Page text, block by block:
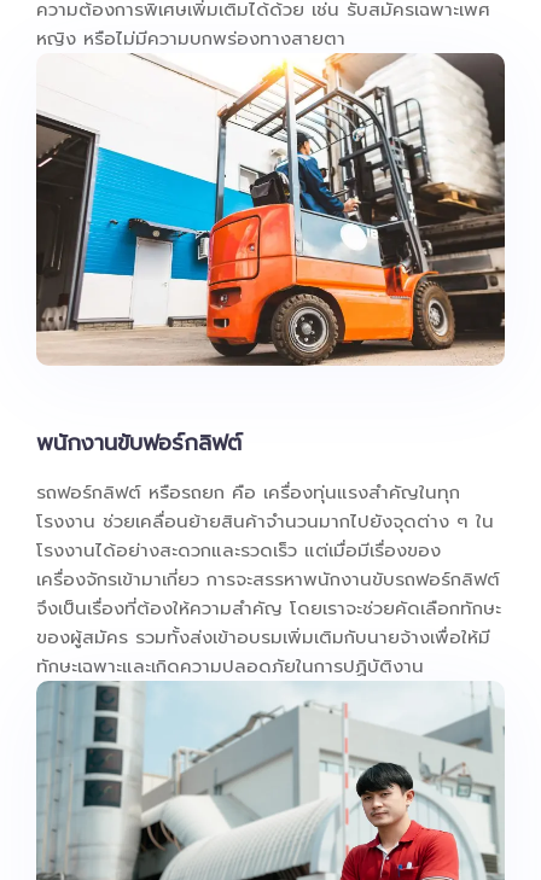
ความต้องการพิเศษเพิ่มเติมได้ด้วย เช่น รับสมัครเฉพาะเพศ
หญิง หรือไม่มีความบกพร่องทางสายตา
พนักงานขับฟอร์กลิฟต์
รถฟอร์กลิฟต์ หรือรถยก คือ เครื่องทุ่นแรงสำคัญในทุก
โรงงาน ช่วยเคลื่อนย้ายสินค้าจำนวนมากไปยังจุดต่าง ๆ ใน
โรงงานได้อย่างสะดวกและรวดเร็ว แต่เมื่อมีเรื่องของ
เครื่องจักรเข้ามาเกี่ยว การจะสรรหาพนักงานขับรถฟอร์กลิฟต์
จึงเป็นเรื่องที่ต้องให้ความสำคัญ โดยเราจะช่วยคัดเลือกทักษะ
ของผู้สมัคร รวมทั้งส่งเข้าอบรมเพิ่มเติมกับนายจ้างเพื่อให้มี
ทักษะเฉพาะและเกิดความปลอดภัยในการปฏิบัติงาน